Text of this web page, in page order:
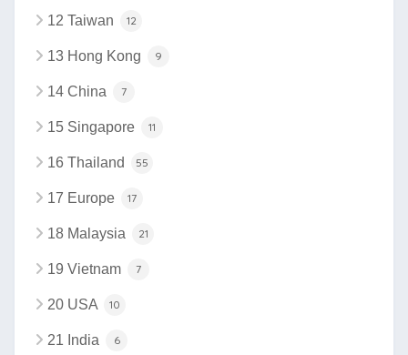
12 Taiwan 12
13 Hong Kong 9
14 China 7
15 Singapore 11
16 Thailand 55
17 Europe 17
18 Malaysia 21
19 Vietnam 7
20 USA 10
21 India 6